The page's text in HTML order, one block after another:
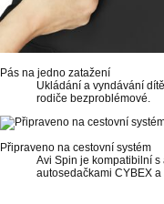
Pás na jedno zatažení
Ukládání a vyndávání
rodiče bezproblémové.
Připraveno na cestovní systém
Avi Spin je kompatibilní s
autosedačkami CYBEX